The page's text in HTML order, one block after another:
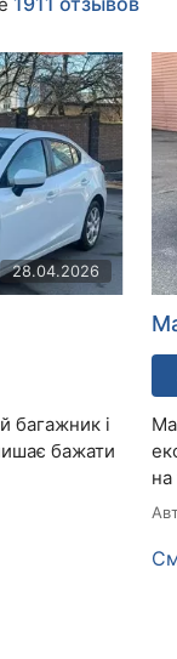
28.04.2026
багажник і
бажати